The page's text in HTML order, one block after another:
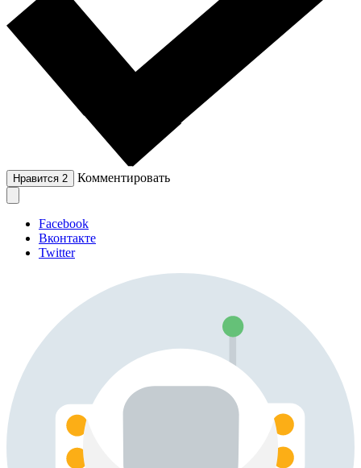
Нравится 2 Комментировать
Facebook
Вконтакте
Twitter